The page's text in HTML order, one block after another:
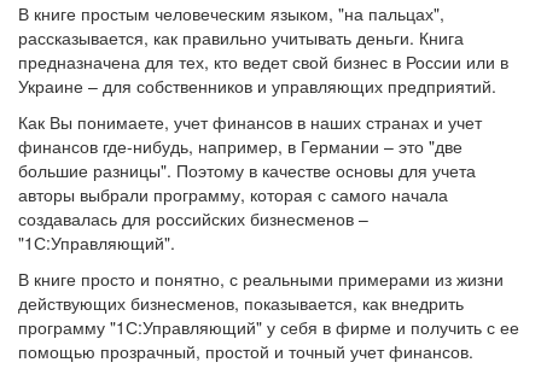
В книге простым человеческим языком, "на пальцах",
рассказывается, как правильно учитывать деньги. Книга
предназначена для тех, кто ведет свой бизнес в России или в
Украине – для собственников и управляющих предприятий.
Как Вы понимаете, учет финансов в наших странах и учет
финансов где-нибудь, например, в Германии – это "две
большие разницы". Поэтому в качестве основы для учета
авторы выбрали программу, которая с самого начала
создавалась для российских бизнесменов –
"1С:Управляющий".
В книге просто и понятно, с реальными примерами из жизни
действующих бизнесменов, показывается, как внедрить
программу "1С:Управляющий" у себя в фирме и получить с ее
помощью прозрачный, простой и точный учет финансов.